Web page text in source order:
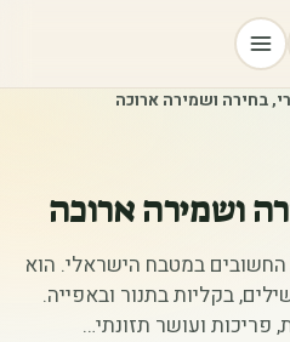
בחירה ושמירה ארוכה
ושמירה ארוכה
במטבח הישראלי. הוא
בקליות בתנור ובאפייה.
פריכות ועושר תזונתי…